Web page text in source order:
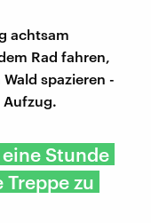
achtsam
Rad fahren,
spazieren -
Stunde
Treppe zu